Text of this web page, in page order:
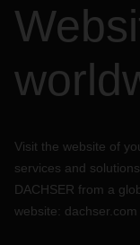
Visit the website of
services and
DACHSER from a
website: dachser.com